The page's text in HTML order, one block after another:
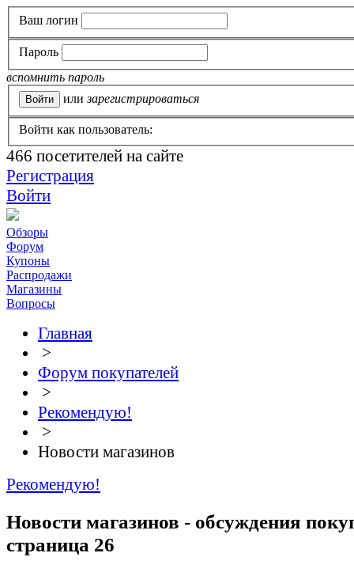
Ваш логин
Пароль
вспомнить пароль
или зарегистрироваться
Войти как пользователь:
466 посетителей на сайте
Регистрация
Войти
Обзоры
Форум
Купоны
Распродажи
Магазины
Вопросы
Главная
>
Форум покупателей
>
Рекомендую!
>
Новости магазинов
Рекомендую!
Новости магазинов - обсуждения
страница 26